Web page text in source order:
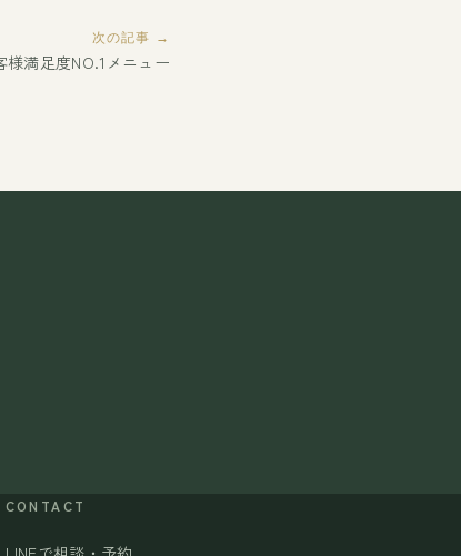
次の記事 →
様満足度NO.1メニュー
CONTACT